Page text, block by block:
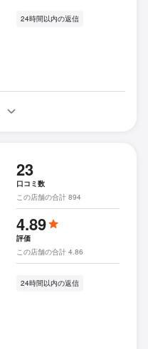
24時間以内の返信
23
口コミ数
この店舗の合計 894
4.89
評価
この店舗の合計 4.86
24時間以内の返信